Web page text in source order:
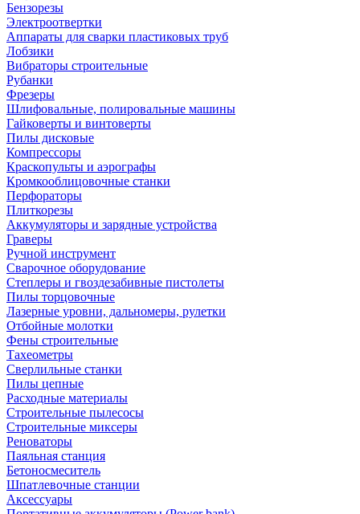
Бензорезы
Электроотвертки
Аппараты для сварки пластиковых труб
Лобзики
Вибраторы строительные
Рубанки
Фрезеры
Шлифовальные, полировальные машины
Гайковерты и винтоверты
Пилы дисковые
Компрессоры
Краскопульты и аэрографы
Кромкооблицовочные станки
Перфораторы
Плиткорезы
Аккумуляторы и зарядные устройства
Граверы
Ручной инструмент
Сварочное оборудование
Степлеры и гвоздезабивные пистолеты
Пилы торцовочные
Лазерные уровни, дальномеры, рулетки
Отбойные молотки
Фены строительные
Тахеометры
Сверлильные станки
Пилы цепные
Расходные материалы
Строительные пылесосы
Строительные миксеры
Реноваторы
Паяльная станция
Бетоносмеситель
Шпатлевочные станции
Аксессуары